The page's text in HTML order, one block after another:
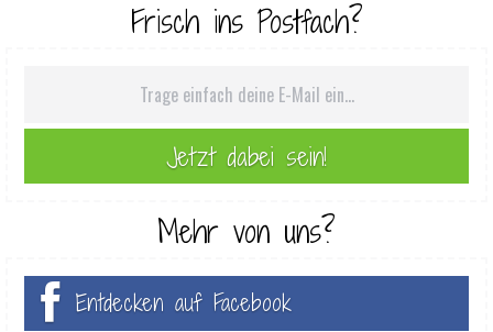
Frisch ins Postfach?
Mehr von uns?
Entdecken auf Facebook